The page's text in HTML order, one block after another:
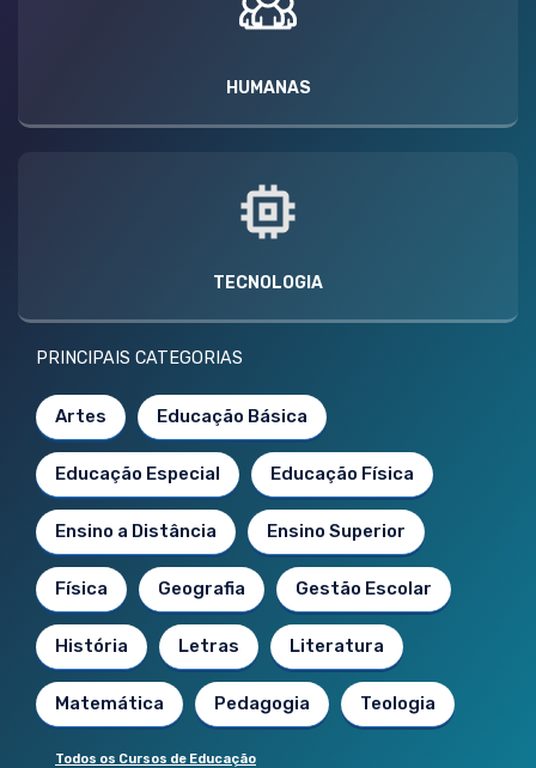
HUMANAS
TECNOLOGIA
PRINCIPAIS CATEGORIAS
Artes Educação Básica
Educação Especial Educação Física
Ensino a Distância Ensino Superior
Física Geografia Gestão Escolar
História Letras Literatura
Matemática Pedagogia Teologia
Todos os Cursos de Educação